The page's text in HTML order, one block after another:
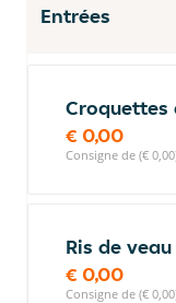
Entrées
Croquettes
€ 0,00
Consigne de (€
Ris de
€ 0,00
Consigne de (€